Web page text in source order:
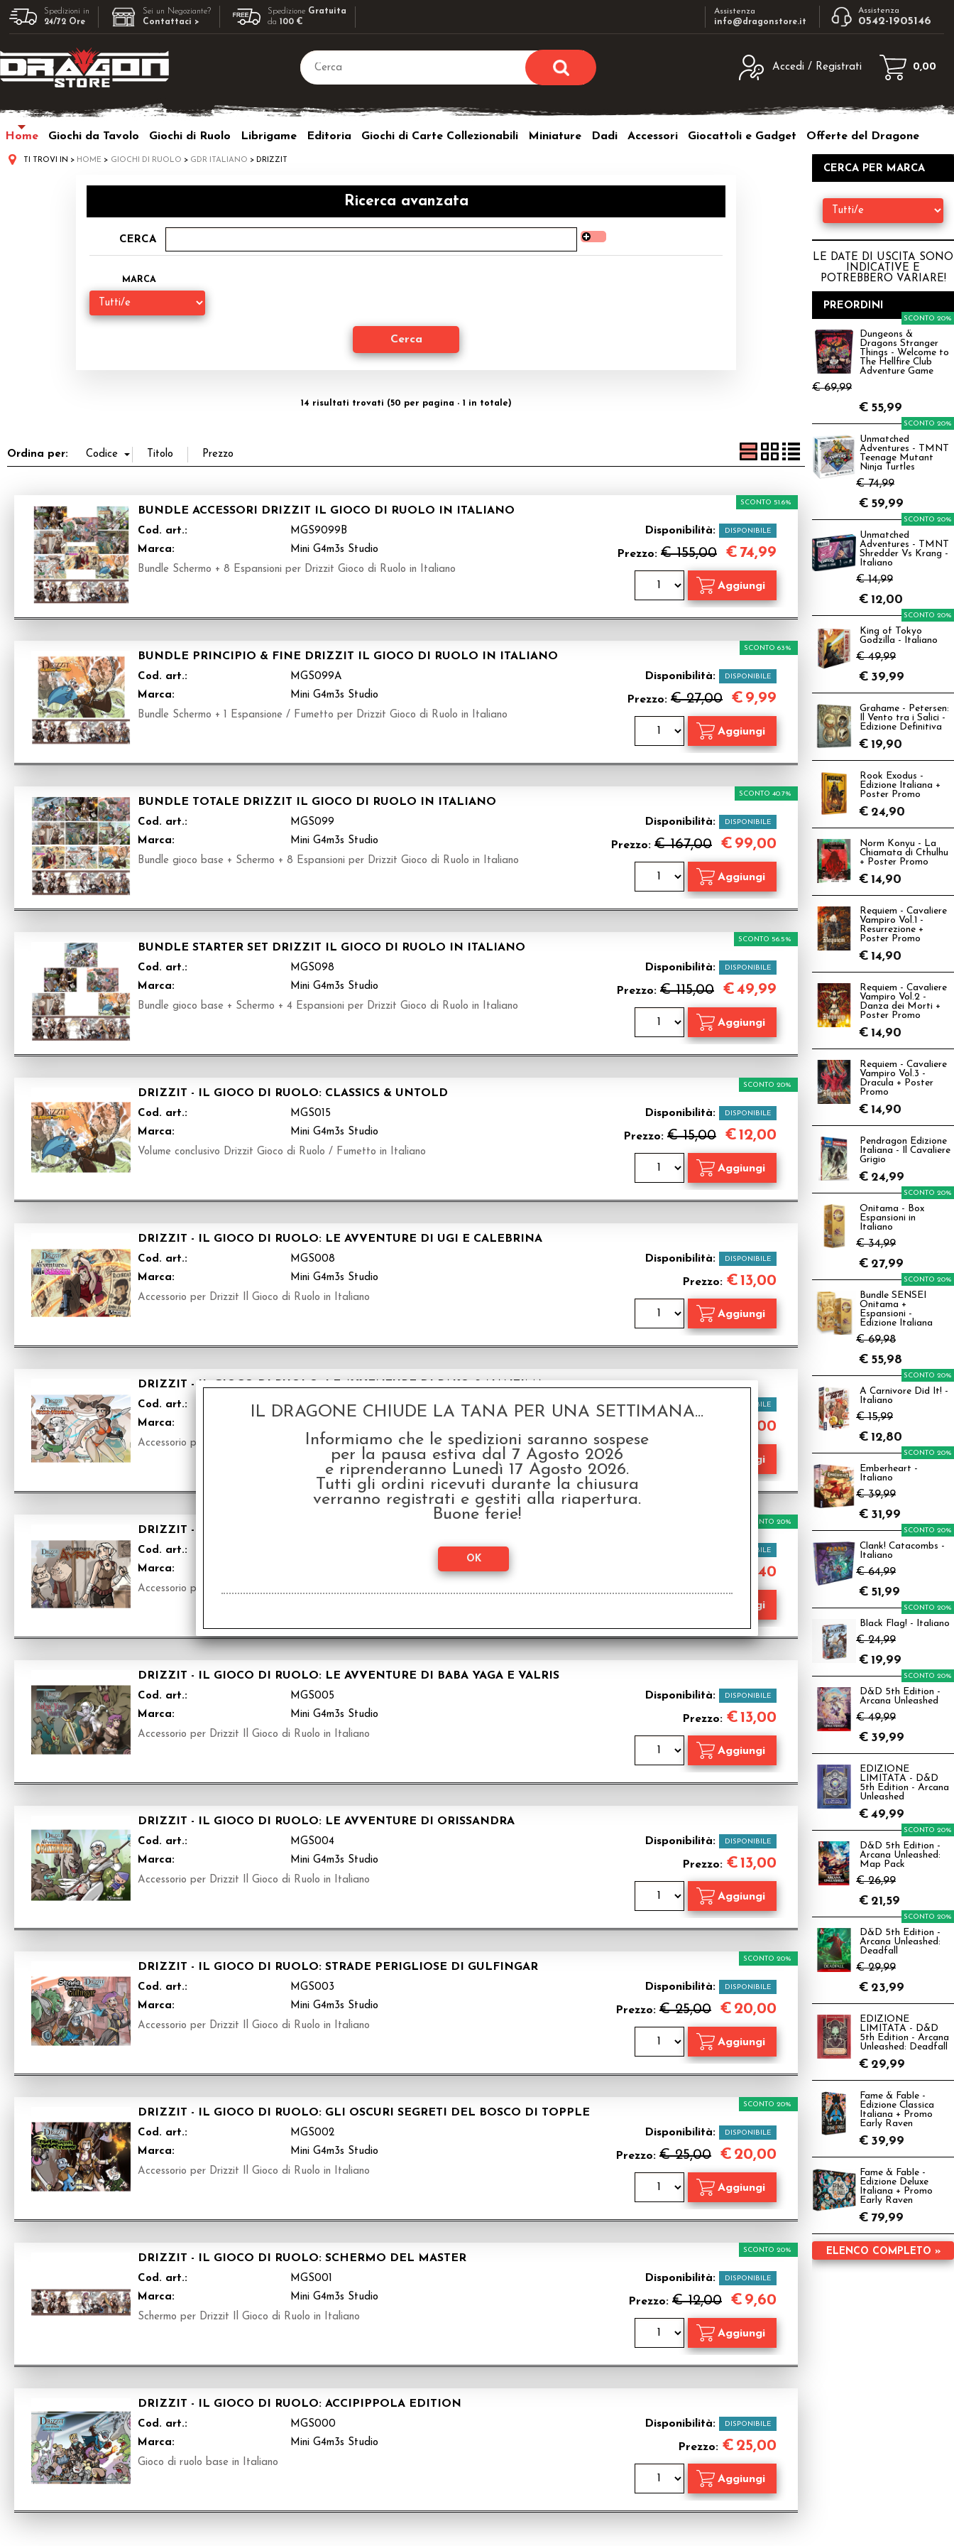
Spedizioni in
24/72 Ore
Sei un Negoziante?
Contattaci >
Spedizione Gratuita
da100 €
Assistenza
info@dragonstore.it
Assistenza
0542-1905146
Accedi / Registrati
utente e la password e poi clicca sul
sito clicca sul pulsante "Registrati"
0,00
Home Giochi da Tavolo Giochi di Ruolo Librigame Editoria Giochi di Carte Collezionabili Miniature Dadi Accessori Giocattoli e Gadget Offerte del Dragone
TI TROVI IN HOME GIOCHI DI RUOLO GDR ITALIANO DRIZZIT
Ricerca avanzata
CERCA
MARCA
14 risultati trovati (50 per pagina - 1 in totale)
Ordina per:
BUNDLE ACCESSORI DRIZZIT IL GIOCO DI RUOLO IN ITALIANO
Cod. art.:
MGS9099B
Marca:
Mini G4m3s Studio
Bundle Schermo + 8 Espansioni per Drizzit Gioco di Ruolo in Italiano
Disponibilità: DISPONIBILE
Prezzo: € 155,00
SCONTO 51.6%
€ 74,99
BUNDLE PRINCIPIO & FINE DRIZZIT IL GIOCO DI RUOLO IN ITALIANO
Cod. art.:
MGS099A
Marca:
Mini G4m3s Studio
Bundle Schermo + 1 Espansione / Fumetto per Drizzit Gioco di Ruolo in Italiano
Disponibilità: DISPONIBILE
Prezzo: € 27,00
SCONTO 63%
€ 9,99
BUNDLE TOTALE DRIZZIT IL GIOCO DI RUOLO IN ITALIANO
Cod. art.:
MGS099
Marca:
Mini G4m3s Studio
Bundle gioco base + Schermo + 8 Espansioni per Drizzit Gioco di Ruolo in Italiano
Disponibilità: DISPONIBILE
Prezzo: € 167,00
SCONTO 40.7%
€ 99,00
BUNDLE STARTER SET DRIZZIT IL GIOCO DI RUOLO IN ITALIANO
Cod. art.:
MGS098
Marca:
Mini G4m3s Studio
Bundle gioco base + Schermo + 4 Espansioni per Drizzit Gioco di Ruolo in Italiano
Disponibilità: DISPONIBILE
Prezzo: € 115,00
SCONTO 56.5%
€49,99
DRIZZIT - IL GIOCO DI RUOLO: CLASSICS & UNTOLD
Cod. art.:
MGS015
Marca:
Mini G4m3s Studio
Volume conclusivo Drizzit Gioco di Ruolo / Fumetto in Italiano
Disponibilità: DISPONIBILE
Prezzo: € 15,00
SCONTO 20%
€12,00
DRIZZIT - IL GIOCO DI RUOLO: LE AVVENTURE DI UGI E CALEBRINA
Cod. art.:
MGS008
Marca:
Mini G4m3s Studio
Accessorio per Drizzit Il Gioco di Ruolo in Italiano
Disponibilità: DISPONIBILE
Prezzo: €13,00
DRIZZIT - IL GIOCO DI RUOLO: LE AVVENTURE DI PAKO & NANTIMA
Cod. art.:
MGS007
Marca:
Accessorio per Drizzit Il Gioco di Ruolo in Italiano
Disponibilità: DISPONIBILE
13,00
DRIZZIT - IL GIOCO DI RUOLO: LE AVVENTURE DI AYRIN
Cod. art.:
Marca:
Accessorio per Drizzit Il Gioco di Ruolo in Italiano
DISPONIBILE
SCONTO 20%
10,40
DRIZZIT - IL GIOCO DI RUOLO: LE AVVENTURE DI BABA YAGA E VALRIS
Cod. art.:
MGS005
Marca:
Mini G4m3s Studio
Accessorio per Drizzit Il Gioco di Ruolo in Italiano
Disponibilità: DISPONIBILE
Prezzo: €13,00
DRIZZIT - IL GIOCO DI RUOLO: LE AVVENTURE DI ORISSANDRA
Cod. art.:
MGS004
Marca:
Mini G4m3s Studio
Accessorio per Drizzit Il Gioco di Ruolo in Italiano
Disponibilità: DISPONIBILE
Prezzo: €13,00
DRIZZIT - IL GIOCO DI RUOLO: STRADE PERIGLIOSE DI GULFINGAR
Cod. art.:
MGS003
Marca:
Mini G4m3s Studio
Accessorio per Drizzit Il Gioco di Ruolo in Italiano
Disponibilità: DISPONIBILE
Prezzo: € 25,00
SCONTO 20%
€ 20,00
DRIZZIT - IL GIOCO DI RUOLO: GLI OSCURI SEGRETI DEL BOSCO DI TOPPLE
Cod. art.:
MGS002
Marca:
Mini G4m3s Studio
Accessorio per Drizzit Il Gioco di Ruolo in Italiano
Disponibilità: DISPONIBILE
Prezzo: € 25,00
SCONTO 20%
€ 20,00
DRIZZIT - IL GIOCO DI RUOLO: SCHERMO DEL MASTER
Cod. art.:
MGS001
Marca:
Mini G4m3s Studio
Schermo per Drizzit Il Gioco di Ruolo in Italiano
Disponibilità: DISPONIBILE
Prezzo: € 12,00
SCONTO 20%
€ 9,60
DRIZZIT - IL GIOCO DI RUOLO: ACCIPIPPOLA EDITION
Cod. art.:
MGS000
Marca:
Mini G4m3s Studio
Gioco di ruolo base in Italiano
Disponibilità: DISPONIBILE
Prezzo: € 25,00
CERCA PER MARCA
LE DATE DI USCITA SONO
INDICATIVE E
POTREBBERO VARIARE!
PREORDINI
Dungeons &
Dragons Stranger
Things - Welcome to
The Hellfire Club
Adventure Game
€ 69,99
SCONTO 20%
€ 55,99
Unmatched
Adventures - TMNT
Teenage Mutant
Ninja Turtles
€ 74,99
SCONTO 20%
€ 59,99
Unmatched
Adventures - TMNT
Shredder Vs Krang -
Italiano
€ 14,99
SCONTO 20%
€ 12,00
King of Tokyo
Godzilla - Italiano
€ 49,99
SCONTO 20%
€ 39,99
Grahame - Petersen:
Il Vento tra i Salici -
Edizione Definitiva
€ 19,90
Rook Exodus -
Edizione Italiana +
Poster Promo
€ 24,90
Norm Konyu - La
Chiamata di Cthulhu
+ Poster Promo
€ 14,90
Requiem - Cavaliere
Vampiro Vol.1 -
Resurrezione +
Poster Promo
€ 14,90
Requiem - Cavaliere
Vampiro Vol.2 -
Danza dei Morti +
Poster Promo
€ 14,90
Requiem - Cavaliere
Vampiro Vol.3 -
Dracula + Poster
Promo
€ 14,90
Pendragon Edizione
Italiana - Il Cavaliere
Grigio
€ 24,99
Onitama - Box
Espansioni in
Italiano
€ 34,99
SCONTO 20%
€ 27,99
Bundle SENSEI
Onitama +
Espansioni -
Edizione Italiana
€ 69,98
SCONTO 20%
€ 55,98
A Carnivore Did It! -
Italiano
€ 15,99
SCONTO 20%
€ 12,80
Emberheart -
Italiano
€ 39,99
SCONTO 20%
€ 31,99
Clank! Catacombs -
Italiano
€ 64,99
SCONTO 20%
€ 51,99
Black Flag! - Italiano
€ 24,99
SCONTO 20%
€ 19,99
D&D 5th Edition -
Arcana Unleashed
€ 49,99
SCONTO 20%
€ 39,99
EDIZIONE
LIMITATA - D&D
5th Edition - Arcana
Unleashed
€ 49,99
D&D 5th Edition -
Arcana Unleashed:
Map Pack
€ 26,99
SCONTO 20%
€ 21,59
D&D 5th Edition -
Arcana Unleashed:
Deadfall
€ 29,99
SCONTO 20%
€ 23,99
EDIZIONE
LIMITATA - D&D
5th Edition - Arcana
Unleashed: Deadfall
€ 29,99
Fame & Fable -
Edizione Classica
Italiana + Promo
Early Raven
€ 39,99
Fame & Fable -
Edizione Deluxe
Italiana + Promo
Early Raven
€ 79,99
ELENCO COMPLETO »
IL DRAGONE CHIUDE LA TANA PER UNA SETTIMANA...
Informiamo che le spedizioni saranno sospese
per la pausa estiva dal 7 Agosto 2026
e riprenderanno Lunedì 17 Agosto 2026.
Tutti gli ordini ricevuti durante la chiusura
verranno registrati e gestiti alla riapertura.
Buone ferie!